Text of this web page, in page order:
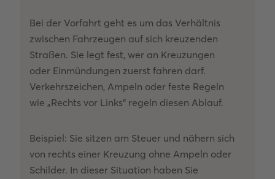
Bei der Vorfahrt geht es um das Verhältnis
zwischen Fahrzeugen auf sich kreuzenden
Straßen. Sie legt fest, wer an Kreuzungen
oder Einmündungen zuerst fahren darf.
Verkehrszeichen, Ampeln oder feste Regeln
wie „Rechts vor Links“ regeln diesen Ablauf.
Beispiel: Sie sitzen am Steuer und nähern sich
von rechts einer Kreuzung ohne Ampeln oder
Schilder. In dieser Situation haben Sie